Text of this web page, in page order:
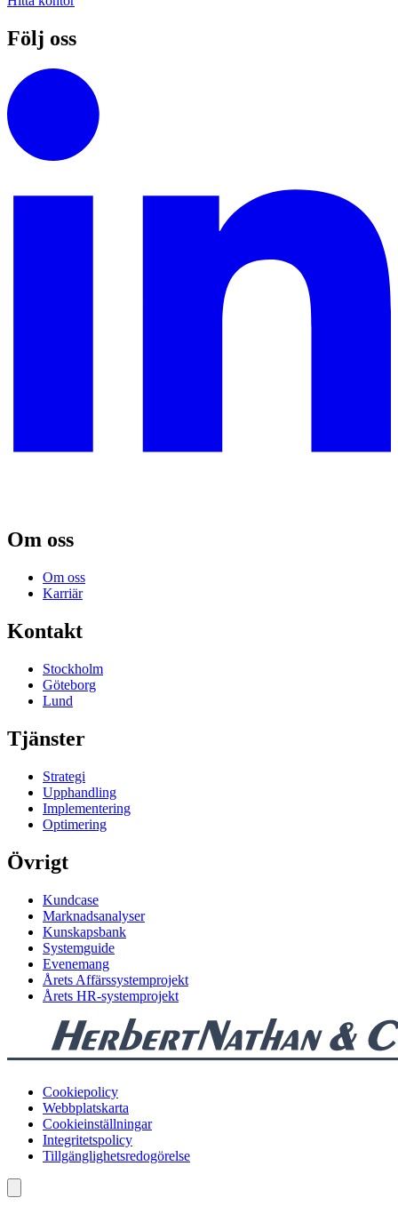
Följ oss
Om oss
Om oss
Karriär
Kontakt
Stockholm
Göteborg
Lund
Tjänster
Strategi
Upphandling
Implementering
Optimering
Övrigt
Kundcase
Marknadsanalyser
Kunskapsbank
Systemguide
Evenemang
Årets Affärssystemprojekt
Årets HR-systemprojekt
Cookiepolicy
Webbplatskarta
Cookieinställningar
Integritetspolicy
Tillgänglighetsredogörelse